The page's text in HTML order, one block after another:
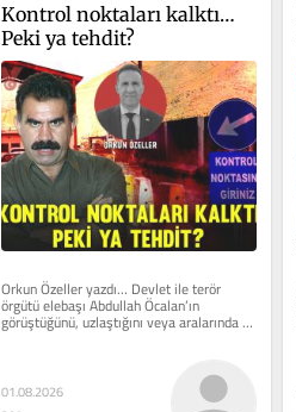
Kontrol noktaları kalktı…
Peki ya tehdit?
Orkun Özeller yazdı… Devlet ile terör
örgütü elebaşı Abdullah Öcalan’ın
görüştüğünü, uzlaştığını veya aralarında
herhangi bir...
01.08.2026